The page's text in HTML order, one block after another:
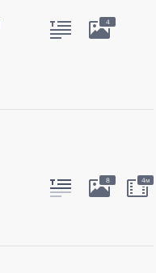
4
8 4м